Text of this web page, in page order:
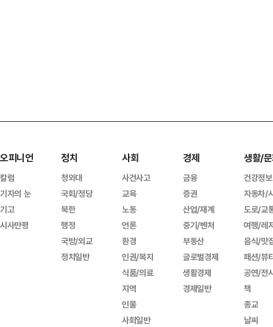
오피니언
칼럼
기자의 눈
기고
시사만평
정치
청와대
국회/정당
북한
행정
국방/외교
정치일반
사회
사건사고
교육
노동
언론
환경
인권/복지
식품/의료
지역
인물
사회일반
경제
금융
증권
산업/재계
중기/벤처
부동산
글로벌경제
생활경제
경제일반
생활/
건강정보
자동차/
도로/교
여행/레
음식/맛
패션/뷰
공연/전
책
종교
날씨